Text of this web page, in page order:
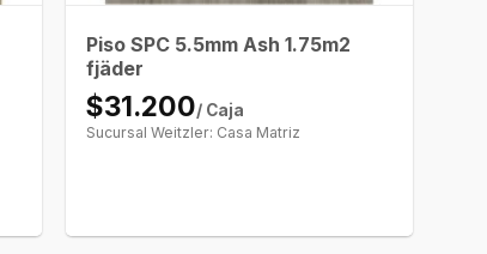
Piso SPC 5.5mm Ash 1.75m2
fjäder
$31.200/ Caja
Sucursal Weitzler: Casa Matriz